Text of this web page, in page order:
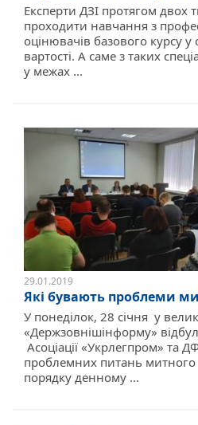
Експерти ДЗІ протягом двох
проходити навчання з
оцінювачів базового курсу у
вартості. А саме з таких
у межах ...
29.01.2019
Які бувають проблеми
У понеділок, 28 січня у
«Держзовнішінформу»
Асоціації «Укрлегпром» та
проблемних питань
порядку денному ...